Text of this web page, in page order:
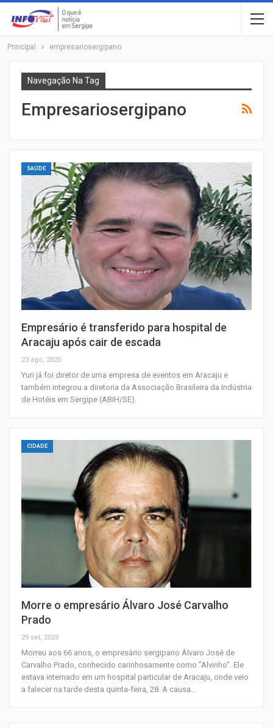
Principal empresariosergipano
Navegação Na Tag
Empresariosergipano
SAÚDE
Empresário é transferido para hospital de
Aracaju após cair de escada
23 ago, 2025
Yuri já foi diretor de uma empresa de eventos em Aracaju e
também integrou a diretoria da Associação Brasileira da Indústria
de Hotéis em Sergipe (ABIH/SE).
CIDADE
Morre o empresário Álvaro José Carvalho
Prado
29 set, 2023
Morreu aos 66 anos, o empresário sergipano Álvaro José de
Carvalho Prado, conhecido carinhosamente como "Alvinho". Ele
estava internado em um hospital particular de Aracaju, onde veio
a falecer na tarde desta quinta-feira, 28. A causa…